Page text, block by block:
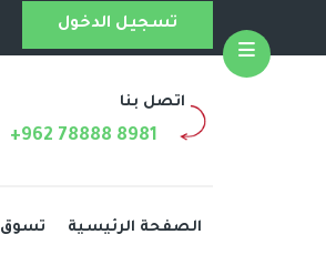
تسجيل الدخول
اتصل بنا
+962 78888 8981
الصفحة الرئيسية تسوق